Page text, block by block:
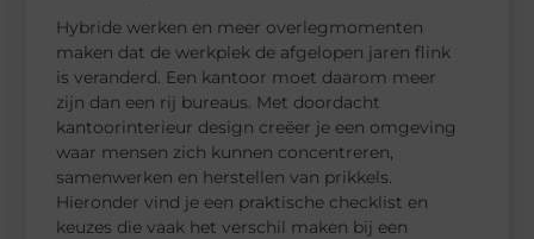
Hybride werken en meer overlegmomenten
maken dat de werkplek de afgelopen jaren flink
is veranderd. Een kantoor moet daarom meer
zijn dan een rij bureaus. Met doordacht
kantoorinterieur design creëer je een omgeving
waar mensen zich kunnen concentreren,
samenwerken en herstellen van prikkels.
Hieronder vind je een praktische checklist en
keuzes die vaak het verschil maken bij een